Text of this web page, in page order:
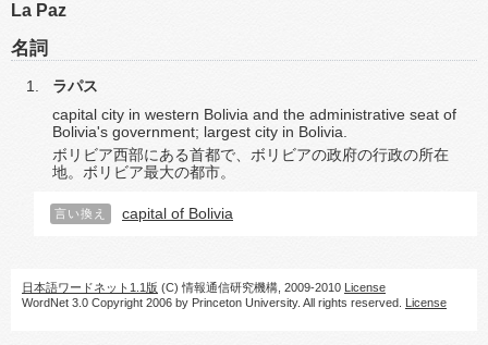
La Paz
名詞
ラパス
capital city in western Bolivia and the administrative seat of
Bolivia's government; largest city in Bolivia.
ボリビア西部にある首都で、ボリビアの政府の行政の所在
地。ボリビア最大の都市。
言い換え capital of Bolivia
日本語ワードネット1.1版 (C) 情報通信研究機構, 2009-2010 License
WordNet 3.0 Copyright 2006 by Princeton University. All rights reserved. License